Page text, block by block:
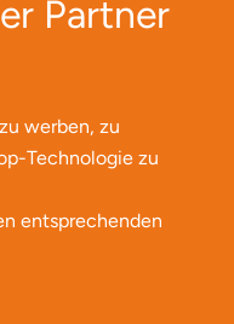
passt, kann man
später passend
Partner
zu werben, zu
Technologie zu
entsprechenden